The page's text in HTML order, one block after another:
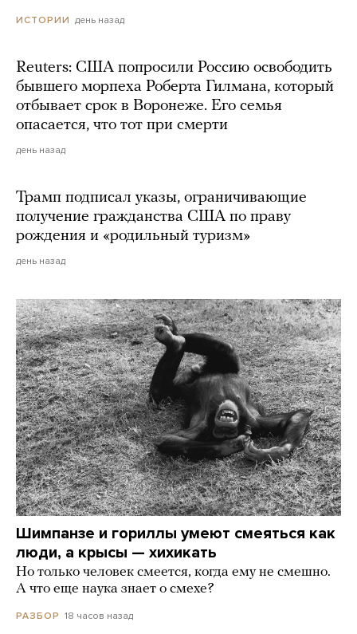
ИСТОРИИ день назад
Reuters: США попросили Россию освободить
бывшего морпеха Роберта Гилмана, который
отбывает срок в Воронеже. Его семья
опасается, что тот при смерти
день назад
Трамп подписал указы, ограничивающие
получение гражданства США по праву
рождения и «родильный туризм»
день назад
Шимпанзе и гориллы умеют смеяться как
люди, а крысы — хихикать
Но только человек смеется, когда ему не смешно.
А что еще наука знает о смехе?
РАЗБОР 18 часов назад